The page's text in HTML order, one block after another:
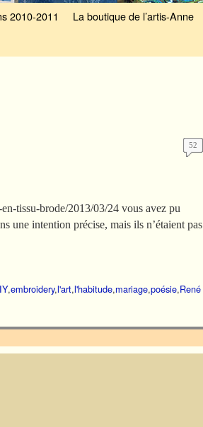
2010-2011
La boutique de l’artis-Anne
52
tissu-brode/2013/03/24 vous avez pu
une intention précise, mais ils n’étaient pas
,embroidery,l'art,l'habitude,mariage,poésie,René